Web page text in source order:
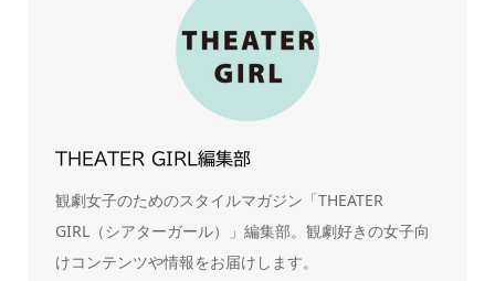
THEATER GIRL編集部
観劇女子のためのスタイルマガジン「THEATER
GIRL（シアターガール）」編集部。観劇好きの女子向
けコンテンツや情報をお届けします。